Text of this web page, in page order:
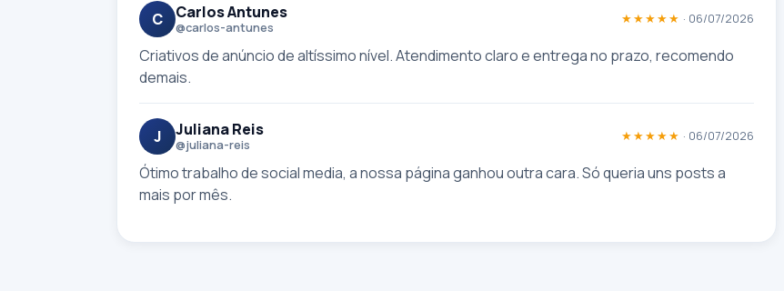
C Carlos Antunes
@carlos-antunes
★★★★★ · 06/07/2026
Criativos de anúncio de altíssimo nível. Atendimento claro e entrega no prazo, recomendo
demais.
J Juliana Reis
@juliana-reis
★★★★★ · 06/07/2026
Ótimo trabalho de social media, a nossa página ganhou outra cara. Só queria uns posts a
mais por mês.